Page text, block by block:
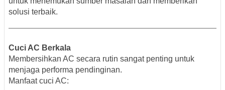
solusi terbaik.
Cuci AC Berkala
Membersihkan AC secara rutin sangat penting untuk
menjaga performa pendinginan.
Manfaat cuci AC: